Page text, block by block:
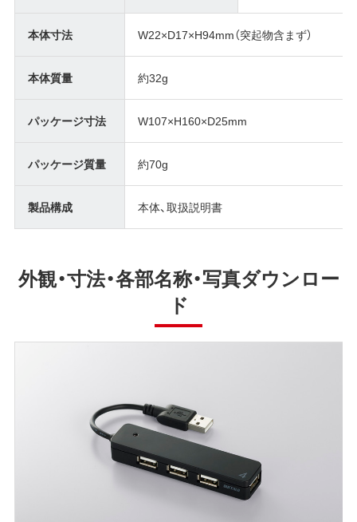
本体寸法 W22×D17×H94mm（突起物含まず）
本体質量 約32g
パッケージ寸法 W107×H160×D25mm
パッケージ質量 約70g
製品構成 本体、取扱説明書
外観・寸法・各部名称・写真ダウンロー
ド